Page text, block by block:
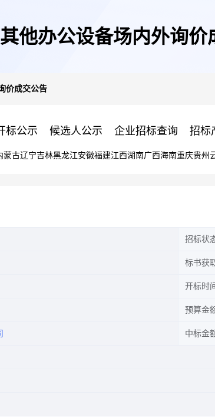
他办公设备场内外询价
价成交公告
标公示 候选人公示 企业招标查询 招标
蒙古辽宁吉林黑龙江安徽福建江西湖南广西海南重庆贵州
招标状
标书获
开标时间
预算金
中标金